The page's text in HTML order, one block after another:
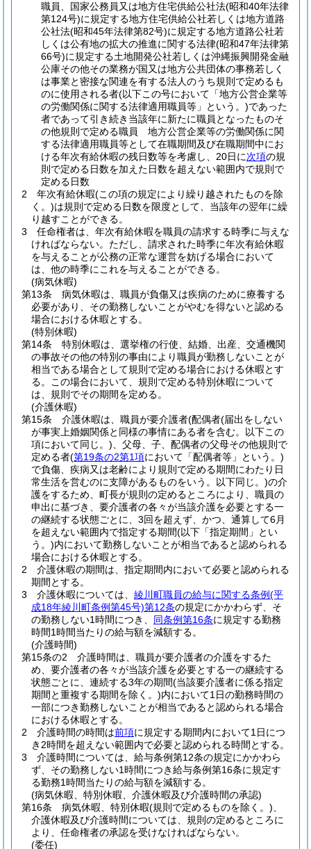
職員、国家公務員又は地方住宅供給公社法(昭和40年法律
第124号)に規定する地方住宅供給公社若しくは地方道路
公社法(昭和45年法律第82号)に規定する地方道路公社若
しくは公有地の拡大の推進に関する法律(昭和47年法律第
66号)に規定する土地開発公社若しくは沖縄振興開発金融
公庫その他その業務が国又は地方公共団体の事務若しく
は事業と密接な関連を有する法人のうち規則で定めるも
のに使用される者(以下この号において「地方公営企業等
の労働関係に関する法律適用職員等」という。)であった
者であって引き続き当該年に新たに職員となったものそ
の他規則で定める職員 地方公営企業等の労働関係に関
する法律適用職員等として在職期間及び在職期間中にお
ける年次有給休暇の残日数等を考慮し、20日に次項の規
則で定める日数を加えた日数を超えない範囲内で規則で
定める日数
2
年次有給休暇(この項の規定により繰り越されたものを除
く。)は規則で定める日数を限度として、当該年の翌年に繰
り越すことができる。
3
任命権者は、年次有給休暇を職員の請求する時季に与えな
ければならない。 ただし、請求された時季に年次有給休暇
を与えることが公務の正常な運営を妨げる場合において
は、他の時季にこれを与えることができる。
(病気休暇)
第13条
病気休暇は、職員が負傷又は疾病のために療養する
必要があり、その勤務しないことがやむを得ないと認める
場合における休暇とする。
(特別休暇)
第14条
特別休暇は、選挙権の行使、結婚、出産、交通機関
の事故その他の特別の事由により職員が勤務しないことが
相当である場合として規則で定める場合における休暇とす
る。
この場合において、規則で定める特別休暇について
は、規則でその期間を定める。
(介護休暇)
第15条
介護休暇は、職員が要介護者(配偶者(届出をしない
が事実上婚姻関係と同様の事情にある者を含む。以下この
項において同じ。) 、父母、子、配偶者の父母その他規則で
定める者(第19条の2第1項において「配偶者等」という。)
で負傷、疾病又は老齢により規則で定める期間にわたり日
常生活を営むのに支障があるものをいう。以下同じ。)の介
護をするため、町長が規則の定めるところにより、職員の
申出に基づき、要介護者の各々が当該介護を必要とする一
の継続する状態ごとに、3回を超えず、かつ、通算して6月
を超えない範囲内で指定する期間(以下「指定期間」とい
う。)内において勤務しないことが相当であると認められる
場合における休暇とする。
2
介護休暇の期間は、指定期間内において必要と認められる
期間とする。
3
介護休暇については、 綾川町職員の給与に関する条例(平
成18年綾川町条例第45号)第12条の規定にかかわらず、そ
の勤務しない1時間につき、 同条例第16条に規定する勤務
時間1時間当たりの給与額を減額する。
(介護時間)
第15条の2
介護時間は、職員が要介護者の介護をするた
め、要介護者の各々が当該介護を必要とする一の継続する
状態ごとに、連続する3年の期間(当該要介護者に係る指定
期間と重複する期間を除く。)内において1日の勤務時間の
一部につき勤務しないことが相当であると認められる場合
における休暇とする。
2
介護時間の時間は前項に規定する期間内において1日につ
き2時間を超えない範囲内で必要と認められる時間とする。
3
介護時間については、給与条例第12条の規定にかかわら
ず、その勤務しない1時間につき給与条例第16条に規定す
る勤務1時間当たりの給与額を減額する。
(病気休暇、特別休暇、介護休暇及び介護時間の承認)
第16条
病気休暇、特別休暇(規則で定めるものを除く。)
介護休暇及び介護時間については、規則の定めるところに
より、任命権者の承認を受けなければならない。
(委任)